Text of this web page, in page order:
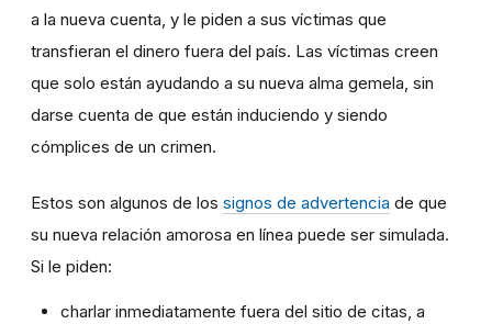
a la nueva cuenta, y le piden a sus víctimas que
transfieran el dinero fuera del país. Las víctimas creen
que solo están ayudando a su nueva alma gemela, sin
darse cuenta de que están induciendo y siendo
cómplices de un crimen.
Estos son algunos de los signos de advertencia de que
su nueva relación amorosa en línea puede ser simulada.
Si le piden:
charlar inmediatamente fuera del sitio de citas, a